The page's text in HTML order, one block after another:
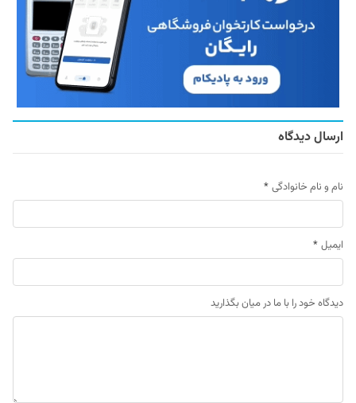
ارسال دیدگاه
نام و نام خانوادگی *
ایمیل *
دیدگاه خود را با ما در میان بگذارید